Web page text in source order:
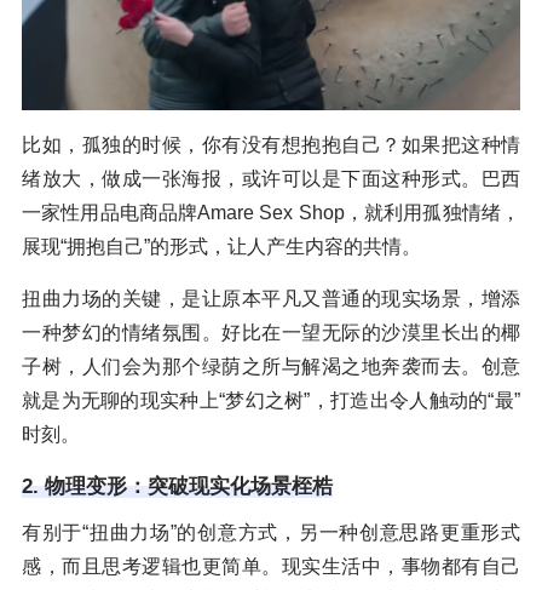
比如，孤独的时候，你有没有想抱抱自己？如果把这种情
绪放大，做成一张海报，或许可以是下面这种形式。巴西
一家性用品电商品牌Amare Sex Shop，就利用孤独情绪，
展现“拥抱自己”的形式，让人产生内容的共情。
扭曲力场的关键，是让原本平凡又普通的现实场景，增添
一种梦幻的情绪氛围。好比在一望无际的沙漠里长出的椰
子树，人们会为那个绿荫之所与解渴之地奔袭而去。创意
就是为无聊的现实种上“梦幻之树”，打造出令人触动的“最”
时刻。
2. 物理变形：突破现实化场景桎梏
有别于“扭曲力场”的创意方式，另一种创意思路更重形式
感，而且思考逻辑也更简单。现实生活中，事物都有自己